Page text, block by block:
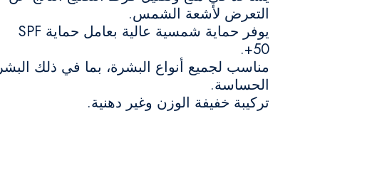
التعرض لأشعة الشمس.
يوفر حماية شمسية عالية بعامل حماية SPF
50+.
مناسب لجميع أنواع البشرة، بما في ذلك
الحساسة.
تركيبة خفيفة الوزن وغير دهنية.